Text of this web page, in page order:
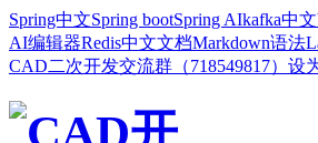
Spring中文Spring bootSpring AIkafka中文
AI编辑器Redis中文文档Markdown语法
CAD二次开发交流群（718549817） 设